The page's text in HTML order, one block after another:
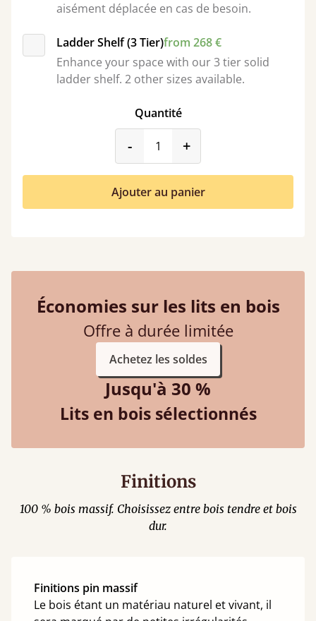
aisément déplacée en cas de besoin.
Ladder Shelf (3 Tier)from 268 €
Enhance your space with our 3 tier solid
ladder shelf. 2 other sizes available.
Quantité
-product_form.decrease
+
Ajouter au panier
Économies sur les lits en bois
Offre à durée limitée
Achetez les soldes
Jusqu'à 30 %
Lits en bois sélectionnés
Finitions
100 % bois massif. Choisissez entre bois tendre et bois
dur.
Finitions pin massif
Le bois étant un matériau naturel et vivant, il